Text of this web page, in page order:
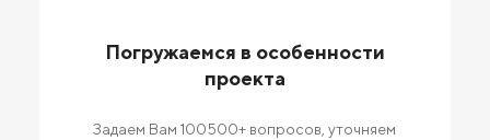
Погружаемся в особенности
проекта
Задаем Вам 100500+ вопросов, уточняем